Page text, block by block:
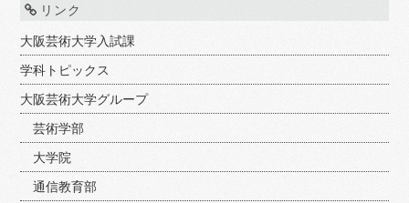
リンク
大阪芸術大学入試課
学科トピックス
大阪芸術大学グループ
芸術学部
大学院
通信教育部